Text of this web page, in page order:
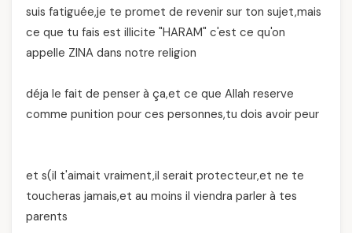
suis fatiguée,je te promet de revenir sur ton sujet,mais
ce que tu fais est illicite "HARAM" c'est ce qu'on
appelle ZINA dans notre religion
déja le fait de penser à ça,et ce que Allah reserve
comme punition pour ces personnes,tu dois avoir peur
et s(il t'aimait vraiment,il serait protecteur,et ne te
toucheras jamais,et au moins il viendra parler à tes
parents